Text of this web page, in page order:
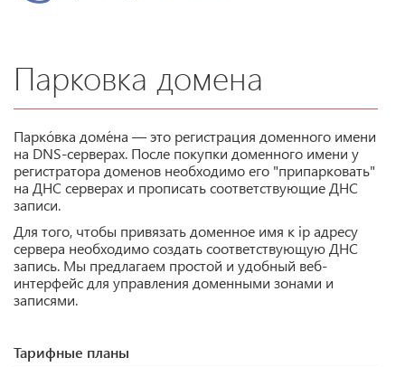
Парковка домена
Парко́вка доме́на — это регистрация доменного имени
на DNS-серверах. После покупки доменного имени у
регистратора доменов необходимо его "припарковать"
на ДНС серверах и прописать соответствующие ДНС
записи.
Для того, чтобы привязать доменное имя к ip адресу
сервера необходимо создать соответствующую ДНС
запись. Мы предлагаем простой и удобный веб-
интерфейс для управления доменными зонами и
записями.
Тарифные планы